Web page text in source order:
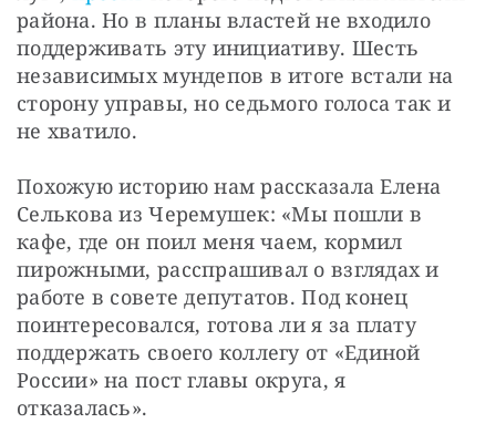
района. Но в планы властей не входило
поддерживать эту инициативу. Шесть
независимых мундепов в итоге встали на
сторону управы, но седьмого голоса так и
не хватило.
Похожую историю нам рассказала Елена
Селькова из Черемушек: «Мы пошли в
кафе, где он поил меня чаем, кормил
пирожными, расспрашивал о взглядах и
работе в совете депутатов. Под конец
поинтересовался, готова ли я за плату
поддержать своего коллегу от «Единой
России» на пост главы округа, я
отказалась».